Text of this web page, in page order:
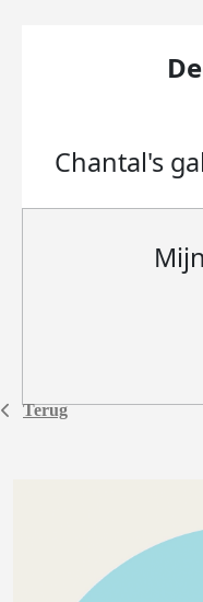
Terug
Chantal's